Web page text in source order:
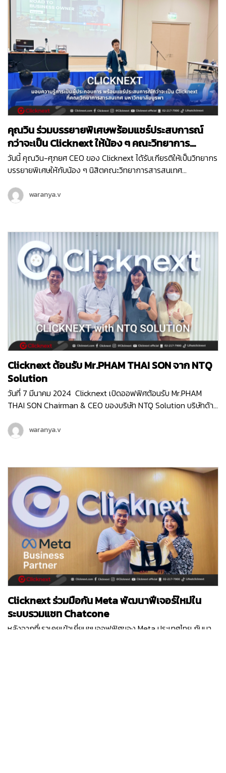
คุณวิน ร่วมบรรยายพิเศษพร้อมแชร์ประสบการณ์
กว่าจะเป็น Clicknext ให้น้อง ๆ คณะวิทยาการ
สารสนเทศ ม.บูรพา
วันนี้ คุณวิน-ศุภยศ CEO ของ Clicknext ได้รับเกียรติให้เป็นวิทยากร
บรรยายพิเศษให้กับน้อง ๆ นิสิตคณะวิทยาการสารสนเทศ
Newly formed ventures, small to medium size growth-
oriented ventures and entrepreneurial ventures within
ดี ๆ ในโครงการแลกเปลี่ยนความรู้การเป็นผู้ประกอบการ เพื่อให้นิสิต
ได้มีทักษะและความรู้ที่จำเป็นในการประกอบธุรกิจจากผู้มี
ประสบการณ์โดยตรงค่ะ น้อง ๆ นิสิตที่เข้าร่วมในวันนี้ ก็ได้รับองค์
ความรู้ไปแบบจัดเต็ม ตั้งแต่เรื่องโครงสร้างธุรกิจ การทำธุรกิจต้อง
เริ่มยังไง พร้อมรับฟังการแชร์ประสบการณ์ตรงจากคุณวิน ถึงที่มา
ของการสร้าง Clicknext อีกด้วย
waranya.v
Clicknext ต้อนรับ Mr.PHAM THAI SON จาก NTQ
Solution
วันที่ 7 มีนาคม 2024 Clicknext เปิดออฟฟิศต้อนรับ Mr.PHAM
THAI SON Chairman & CEO ของบริษัท NTQ Solution บริษัทด้าน
มากกว่าเราตั้ง10เท่า! ) Mr.SON เข้ามาเยี่ยมชมบริษัท Clicknext และ
ร่วมพูดคุยกับคุณวิน CEO ของเรา ถึงความสนใจใน IT Solution
Enterprise Software Solution , การส่ง Products Platfrom
ของไทยไปยังตลาดต่างประเทศ และแผนระยะยาวที่ทางคลิกเน็กซ์กับ
NTQ อาจจะได้จับมือเป็นพาร์ทเนอร์กันในอนาคตด้วยค่ะ NTQ
Solution เป็นบริษัทด้าน IT Solution ของประเทศเวียดนาม ที่ให้
บริการครอบคลุมตั้งแต่บริการ Software Development , บริการ
Consulting สำหรับ Business Technology , บริการด้านการ
พัฒนา Technology Innovation ต่าง ๆ ที่การันตีด้วยรางวัล
Vietnam TOP 10 ICT 2ปีซ้อน และสำนักงานใหญ่ที่มีอยู่ 5 ประเทศทั่ว
โลก
waranya.v
Clicknext ร่วมมือกัน Meta พัฒนาฟีเจอร์ใหม่ใน
ระบบรวมแชท Chatcone
หลังจากที่เราเคยเข้าเยี่ยมชมออฟฟิศของ Meta ประเทศไทย กันมา